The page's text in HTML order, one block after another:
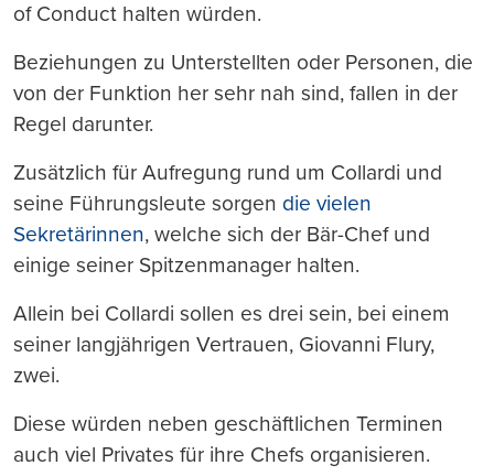
of Conduct halten würden.
Beziehungen zu Unterstellten oder Personen, die
von der Funktion her sehr nah sind, fallen in der
Regel darunter.
Zusätzlich für Aufregung rund um Collardi und
seine Führungsleute sorgen die vielen
Sekretärinnen, welche sich der Bär-Chef und
einige seiner Spitzenmanager halten.
Allein bei Collardi sollen es drei sein, bei einem
seiner langjährigen Vertrauen, Giovanni Flury,
zwei.
Diese würden neben geschäftlichen Terminen
auch viel Privates für ihre Chefs organisieren.